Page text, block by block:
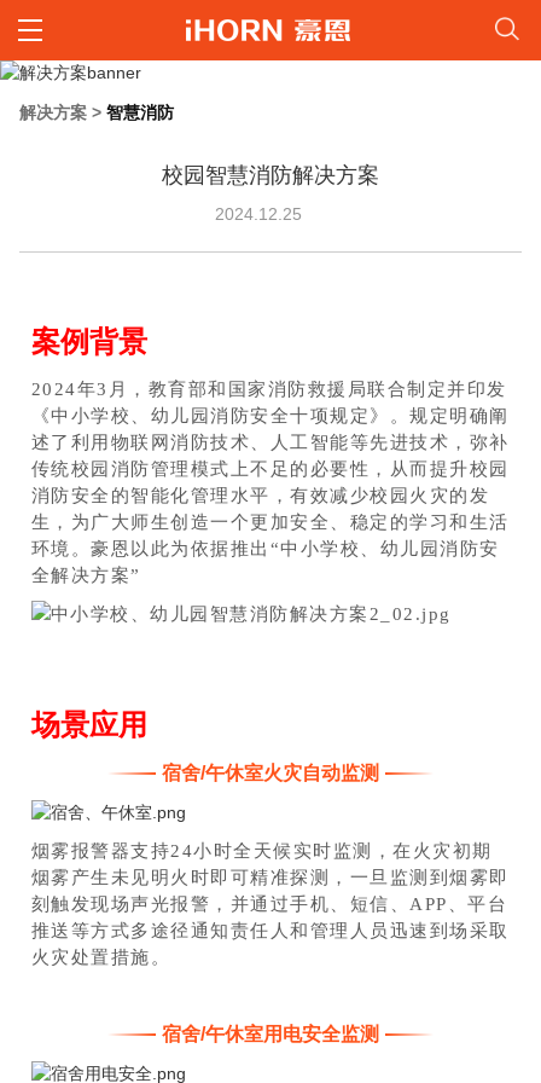
解决方案 > 智慧消防
校园智慧消防解决方案
2024.12.25
案例背景
2024年3月，教育部和国家消防救援局联合制定并印发
《中小学校、幼儿园消防安全十项规定》。规定明确阐
述了利用物联网消防技术、人工智能等先进技术，弥补
传统校园消防管理模式上不足的必要性，从而提升校园
消防安全的智能化管理水平，有效减少校园火灾的发
生，为广大师生创造一个更加安全、稳定的学习和生活
环境。豪恩以此为依据推出“中小学校、幼儿园消防安
全解决方案”
场景应用
宿舍/午休室火灾自动监测
烟雾报警器支持24小时全天候实时监测，在火灾初期
烟雾产生未见明火时即可精准探测，一旦监测到烟雾即
刻触发现场声光报警，并通过手机、短信、APP、平台
推送等方式多途径通知责任人和管理人员迅速到场采取
火灾处置措施。
宿舍/午休室用电安全监测